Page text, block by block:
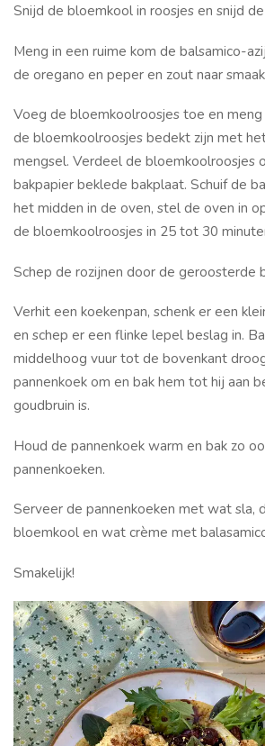
Snijd de bloemkool in roosjes en snijd
Meng in een ruime kom de balsamico-
de oregano en peper en zout naar
Voeg de bloemkoolroosjes toe en
de bloemkoolroosjes bedekt zijn met
mengsel. Verdeel de bloemkoolroosjes
bakpapier beklede bakplaat. Schuif de
het midden in de oven, stel de oven in
de bloemkoolroosjes in 25 tot 30
Schep de rozijnen door de geroosterde
Verhit een koekenpan, schenk er een
en schep er een flinke lepel beslag in.
middelhoog vuur tot de bovenkant
pannenkoek om en bak hem tot hij aan
goudbruin is.
Houd de pannenkoek warm en bak zo
pannenkoeken.
Serveer de pannenkoeken met wat sla,
bloemkool en wat crème met
Smakelijk!